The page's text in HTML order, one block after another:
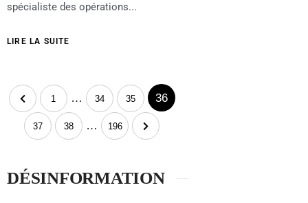
spécialiste des opérations...
LIRE LA SUITE
1 … 34 35 36
37 38 … 196
DÉSINFORMATION